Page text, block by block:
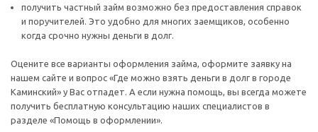
получить частный займ возможно без предоставления справок
и поручителей. Это удобно для многих заемщиков, особенно
когда срочно нужны деньги в долг.
Оцените все варианты оформления займа, оформите заявку на
нашем сайте и вопрос «Где можно взять деньги в долг в городе
Каминский» у Вас отпадет. А если нужна помощь, вы всегда можете
получить бесплатную консультацию наших специалистов в
разделе «Помощь в оформлении».